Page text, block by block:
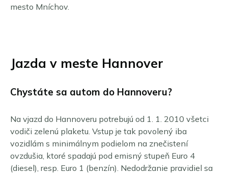
mesto Mníchov.
Jazda v meste Hannover
Chystáte sa autom do Hannoveru?
Na vjazd do Hannoveru potrebujú od 1. 1. 2010 všetci
vodiči zelenú plaketu. Vstup je tak povolený iba
vozidlám s minimálnym podielom na znečistení
ovzdušia, ktoré spadajú pod emisný stupeň Euro 4
(diesel), resp. Euro 1 (benzín). Nedodržanie pravidiel sa